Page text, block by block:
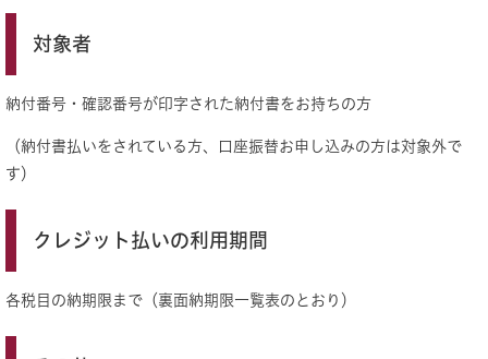
対象者
納付番号・確認番号が印字された納付書をお持ちの方
（納付書払いをされている方、口座振替お申し込みの方は対象外で
す）
クレジット払いの利用期間
各税目の納期限まで（裏面納期限一覧表のとおり）